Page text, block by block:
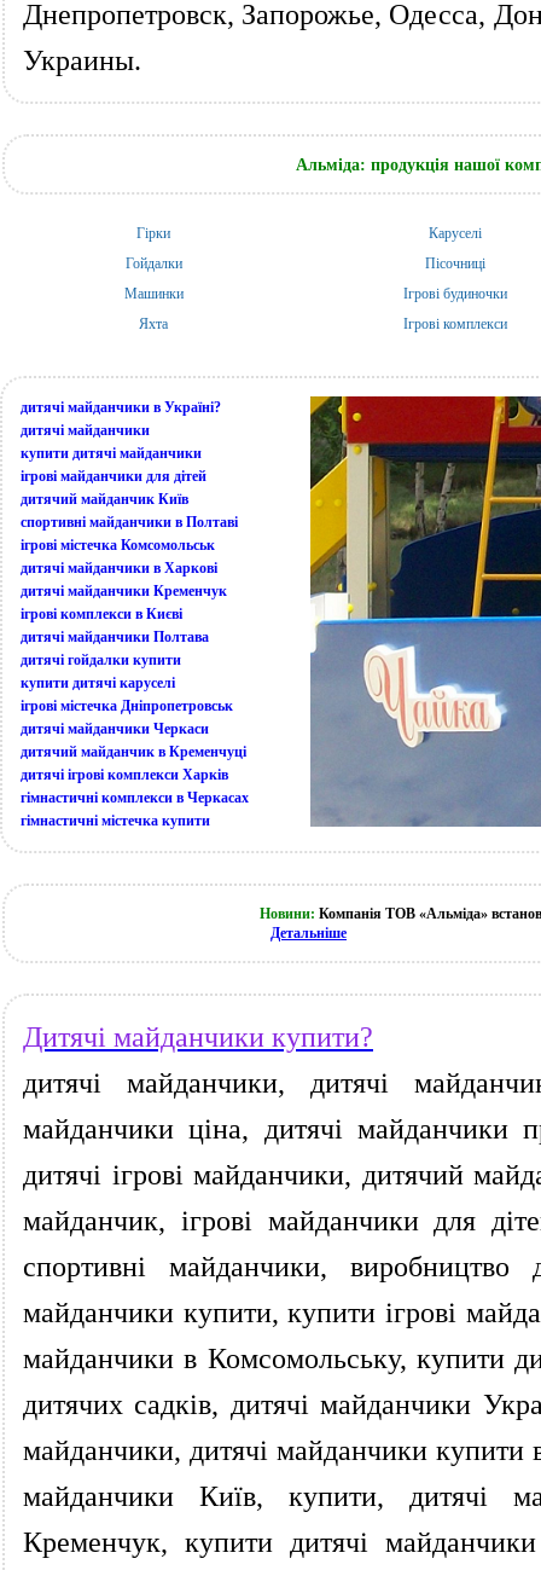
Днепропетровск, Запорожье, Одесса,
Украины.
Альміда: продукція нашої
Гірки
Гойдалки
Машинки
Яхта
Каруселі
Пісочниці
Ігрові будиночки
Ігрові комплекси
дитячі майданчики в Україні?
дитячі майданчики
купити дитячі майданчики
ігрові майданчики для дітей
дитячий майданчик Київ
спортивні майданчики в Полтаві
ігрові містечка Комсомольськ
дитячі майданчики в Харкові
дитячі майданчики Кременчук
ігрові комплекси в Києві
дитячі майданчики Полтава
дитячі гойдалки купити
купити дитячі каруселі
ігрові містечка Дніпропетровськ
дитячі майданчики Черкаси
дитячий майданчик в Кременчуці
дитячі ігрові комплекси Харків
гімнастичні комплекси в Черкасах
гімнастичні містечка купити
Новини: Компанія ТОВ «Альміда»
Детальніше
Дитячі майданчики купити?
дитячі майданчики, дитячі
майданчики ціна, дитячі майданчики
дитячі ігрові майданчики, дитячий
майданчик, ігрові майданчики для
спортивні майданчики, виробництво
майданчики купити, купити ігрові
майданчики в Комсомольську, купити
дитячих садків, дитячі майданчики
майданчики, дитячі майданчики купити
майданчики Київ, купити, дитячі
Кременчук, купити дитячі